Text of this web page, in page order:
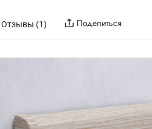
коврики
Отзывы (1) Поделиться